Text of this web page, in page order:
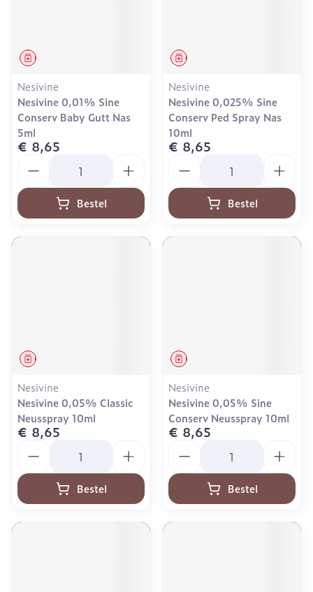
Geneesmiddel
Nesivine
Nesivine 0,01% Sine
Conserv Baby Gutt Nas
5ml
€ 8,65
Bestel
Geneesmiddel
Nesivine
Nesivine 0,025% Sine
Conserv Ped Spray Nas
10ml
€ 8,65
Bestel
Geneesmiddel
Nesivine
Nesivine 0,05% Classic
Neusspray 10ml
€ 8,65
Bestel
Geneesmiddel
Nesivine
Nesivine 0,05% Sine
Conserv Neusspray 10ml
€ 8,65
Bestel